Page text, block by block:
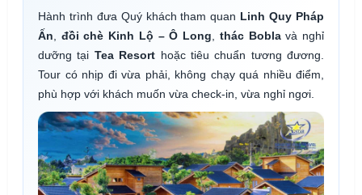
Hành trình đưa Quý khách tham quan Linh Quy Pháp
Ấn
đồi chè Kinh Lộ – Ô Long thác Boblavà nghỉ
dưỡng tại Tea Resort hoặc tiêu chuẩn tương đương.
Tour có nhịp đi vừa phải, không chạy quá nhiều điểm,
phù hợp với khách muốn vừa check-in, vừa nghỉ ngơi.